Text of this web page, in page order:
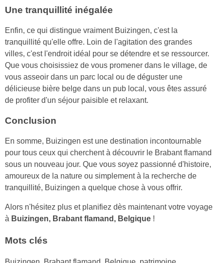
Une tranquillité inégalée
Enfin, ce qui distingue vraiment Buizingen, c'est la
tranquillité qu'elle offre. Loin de l'agitation des grandes
villes, c'est l'endroit idéal pour se détendre et se ressourcer.
Que vous choisissiez de vous promener dans le village, de
vous asseoir dans un parc local ou de déguster une
délicieuse bière belge dans un pub local, vous êtes assuré
de profiter d'un séjour paisible et relaxant.
Conclusion
En somme, Buizingen est une destination incontournable
pour tous ceux qui cherchent à découvrir le Brabant flamand
sous un nouveau jour. Que vous soyez passionné d'histoire,
amoureux de la nature ou simplement à la recherche de
tranquillité, Buizingen a quelque chose à vous offrir.
Alors n'hésitez plus et planifiez dès maintenant votre voyage
à Buizingen, Brabant flamand, Belgique !
Mots clés